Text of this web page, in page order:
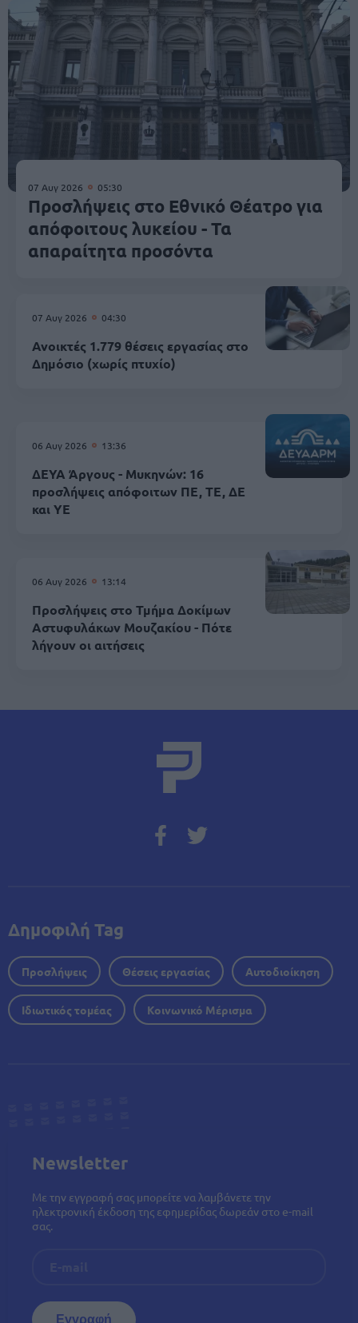
07 Αυγ 2026 05:30
Προσλήψεις στο Εθνικό Θέατρο για
απόφοιτους λυκείου - Τα
απαραίτητα προσόντα
07 Αυγ 2026 04:30
Ανοικτές 1.779 θέσεις εργασίας στο
Δημόσιο (χωρίς πτυχίο)
06 Αυγ 2026 13:36
ΔΕΥΑ Άργους - Μυκηνών: 16
προσλήψεις απόφοιτων ΠΕ, ΤΕ, ΔΕ
και ΥΕ
06 Αυγ 2026 13:14
Προσλήψεις στο Τμήμα Δοκίμων
Αστυφυλάκων Mουζακίου - Πότε
λήγουν οι αιτήσεις
Δημοφιλή Tag
Προσλήψεις Θέσεις εργασίας Αυτοδιοίκηση
Ιδιωτικός τομέας Κοινωνικό Μέρισμα
Newsletter
Με την εγγραφή σας μπορείτε να λαμβάνετε την
ηλεκτρονική έκδοση της εφημερίδας δωρεάν στο e-mail
σας.